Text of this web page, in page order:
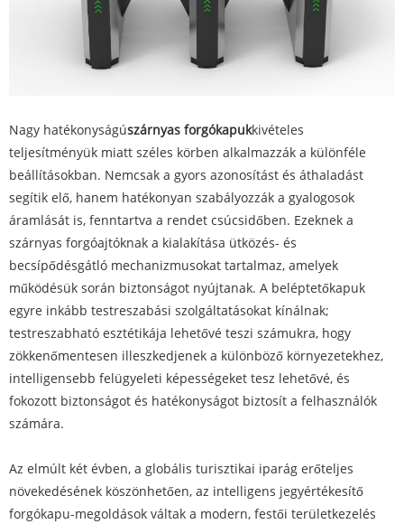
Nagy hatékonyságúszárnyas forgókapukkivételes
teljesítményük miatt széles körben alkalmazzák a különféle
beállításokban. Nemcsak a gyors azonosítást és áthaladást
segítik elő, hanem hatékonyan szabályozzák a gyalogosok
áramlását is, fenntartva a rendet csúcsidőben. Ezeknek a
szárnyas forgóajtóknak a kialakítása ütközés- és
becsípődésgátló mechanizmusokat tartalmaz, amelyek
működésük során biztonságot nyújtanak. A beléptetőkapuk
egyre inkább testreszabási szolgáltatásokat kínálnak;
testreszabható esztétikája lehetővé teszi számukra, hogy
zökkenőmentesen illeszkedjenek a különböző környezetekhez,
intelligensebb felügyeleti képességeket tesz lehetővé, és
fokozott biztonságot és hatékonyságot biztosít a felhasználók
számára.
Az elmúlt két évben, a globális turisztikai iparág erőteljes
növekedésének köszönhetően, az intelligens jegyértékesítő
forgókapu-megoldások váltak a modern, festői területkezelés